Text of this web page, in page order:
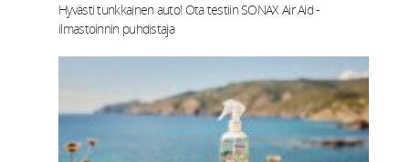
Hyvästi tunkkainen auto! Ota testiin SONAX Air Aid -
ilmastoinnin puhdistaja